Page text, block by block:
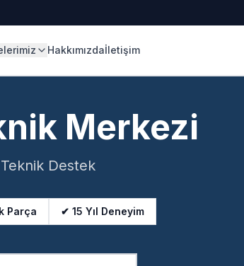
Hakkımızdaİletişim
Merkezi
Destek
Parça ✔ 15 Yıl Deneyim